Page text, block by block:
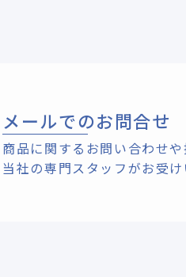
メールでのお問合せ
商品に関するお問い合わせや
当社の専門スタッフがお受